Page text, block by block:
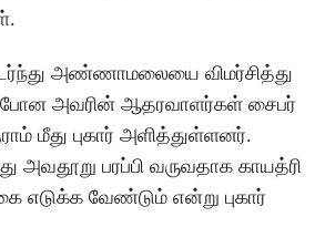
அண்ணாமலையை விமர்சித்து
போன அவரின் ஆதரவாளர்கள் சைபர்
மீது புகார் அளித்துள்ளனர்.
பரப்பி வருவதாக காயத்ரி
எடுக்க வேண்டும் என்று புகார்